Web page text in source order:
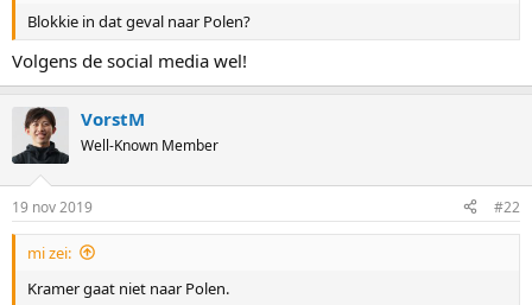
r
Blokkie in dat geval naar Polen?
Volgens de social media wel!
VorstM
Well-Known Member
19 nov 2019 #22
mi zei:
Kramer gaat niet naar Polen.